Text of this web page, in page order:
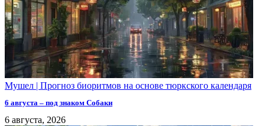
Мушел | Прогноз биоритмов на основе тюркского календаря
6 августа – под знаком Собаки
6 августа, 2026